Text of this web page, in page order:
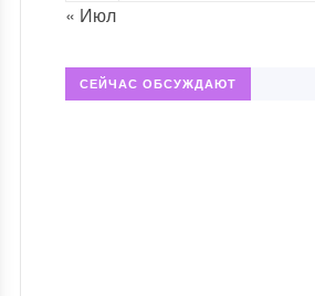
« Июл
СЕЙЧАС ОБСУЖДАЮТ